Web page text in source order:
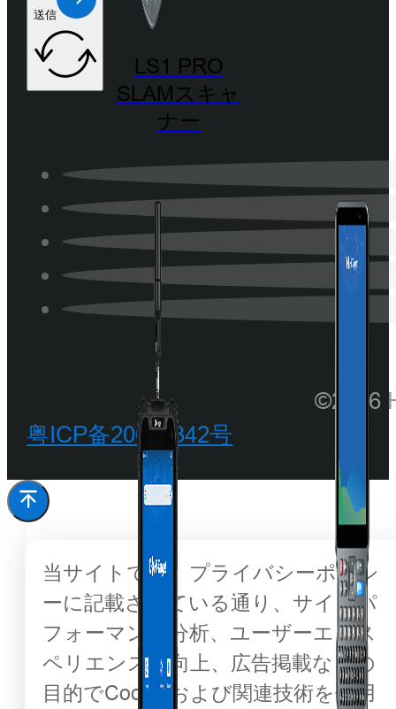
LS1 PRO
SLAMスキャ
ナー
送信
©2026
粤ICP备20068342号
当サイトでは、プライバシーポリシ
ーに記載されている通り、サイトパ
フォーマンス分析、ユーザーエクス
ペリエンスの向上、広告掲載などの
目的でCookieおよび関連技術を使用